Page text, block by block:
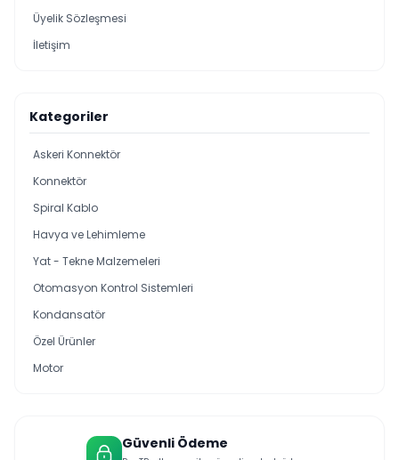
Üyelik Sözleşmesi
İletişim
Kategoriler
Askeri Konnektör
Konnektör
Spiral Kablo
Havya ve Lehimleme
Yat - Tekne Malzemeleri
Otomasyon Kontrol Sistemleri
Kondansatör
Özel Ürünler
Motor
Güvenli Ödeme